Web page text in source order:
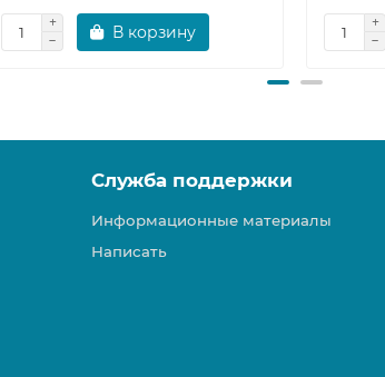
В корзину
Служба поддержки
Информационные материалы
Написать